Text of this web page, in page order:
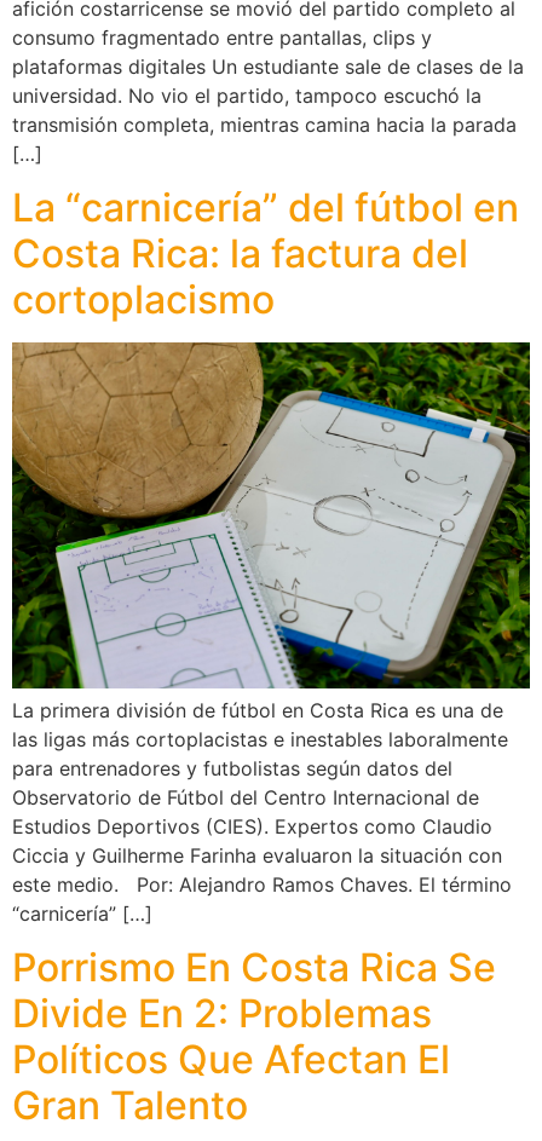
afición costarricense se movió del partido completo al
consumo fragmentado entre pantallas, clips y
plataformas digitales Un estudiante sale de clases de la
universidad. No vio el partido, tampoco escuchó la
transmisión completa, mientras camina hacia la parada
[…]
La “carnicería” del fútbol en
Costa Rica: la factura del
cortoplacismo
La primera división de fútbol en Costa Rica es una de
las ligas más cortoplacistas e inestables laboralmente
para entrenadores y futbolistas según datos del
Observatorio de Fútbol del Centro Internacional de
Estudios Deportivos (CIES). Expertos como Claudio
Ciccia y Guilherme Farinha evaluaron la situación con
este medio. Por: Alejandro Ramos Chaves. El término
“carnicería” […]
Porrismo En Costa Rica Se
Divide En 2: Problemas
Políticos Que Afectan El
Gran Talento